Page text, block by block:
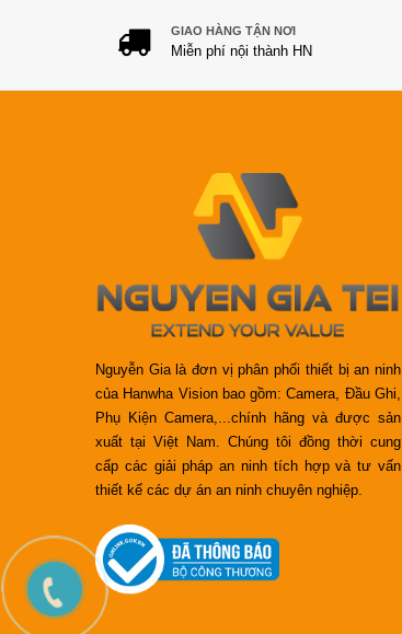
GIAO HÀNG TẬN NƠI
Miễn phí nội thành HN
Nguyễn Gia là đơn vị phân phối thiết bị an ninh
của Hanwha Vision bao gồm: Camera, Đầu Ghi,
Phụ Kiện Camera,...chính hãng và được sản
xuất tại Việt Nam. Chúng tôi đồng thời cung
cấp các giải pháp an ninh tích hợp và tư vấn
thiết kế các dự án an ninh chuyên nghiệp.